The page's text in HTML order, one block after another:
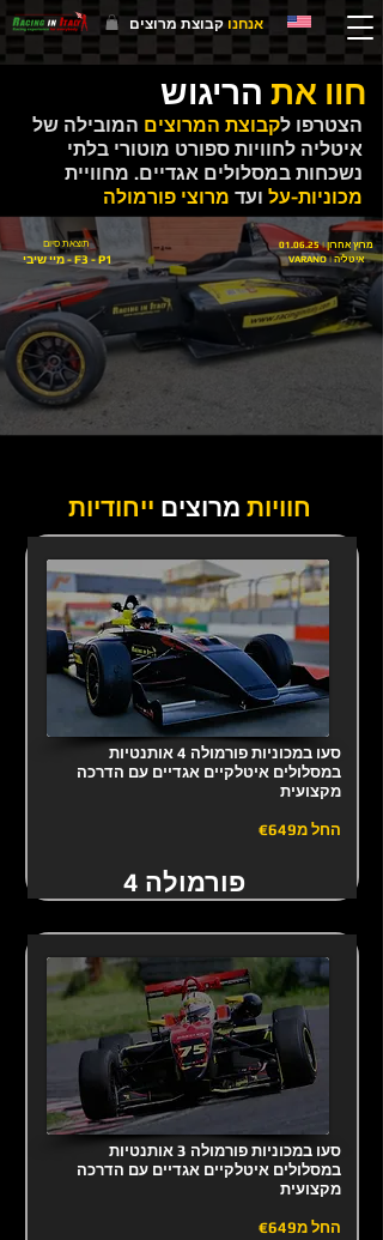
אנחנוקבוצת מרוצים
תוצאת סיום
מיי שיבי - F3 - P1
מרוץ אחרון | 01.06.25
VARANO | איטליה
חוויות מרוצים ייחודיות
סעו במכוניות פורמולה 4 אותנטיות
במסלולים איטלקיים אגדיים עם הדרכה
מקצועית
החל מ€649
סעו במכוניות פורמולה 3 אותנטיות
במסלולים איטלקיים אגדיים עם הדרכה
מקצועית
החל מ€649
חוו את הריגוש
הצטרפו לקבוצת המרוצים המובילה של
איטליה לחוויות ספורט מוטורי בלתי
נשכחות במסלולים אגדיים. מחוויית
מכוניות-על ועד מרוצי פורמולה